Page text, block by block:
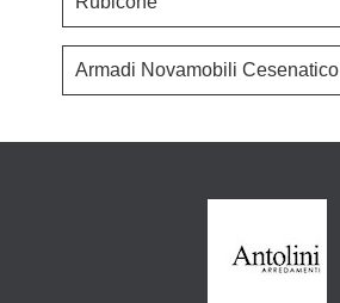
Armadi Novamobili Cesenatico